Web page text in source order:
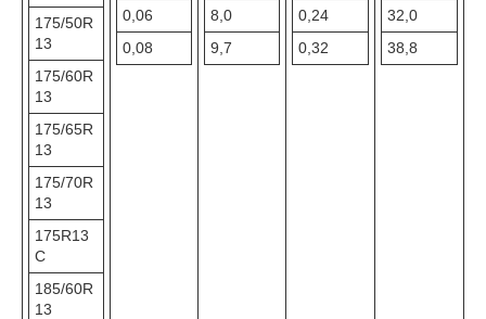
175/50R
13
175/60R
13
175/65R
13
175/70R
13
175R13
C
185/60R
13
0,06
0,08
8,0
9,7
0,24
0,32
32,0
38,8